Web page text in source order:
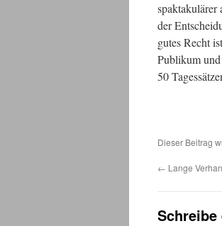
spaktakulärer
der
gutes Recht
Publikum
50
Dieser Beitrag
← Lange
Schreibe